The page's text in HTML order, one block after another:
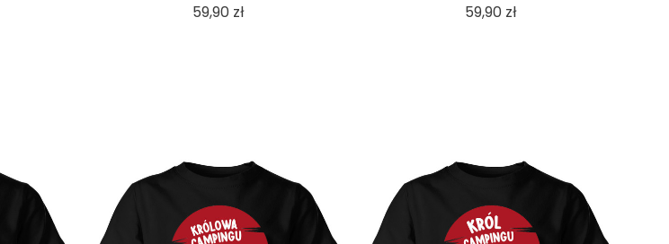
59,90 złCena 59,90 złCena